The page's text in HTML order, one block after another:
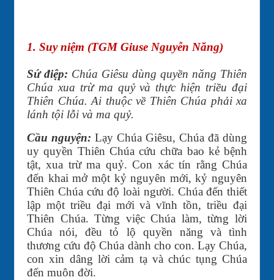
1. Suy niệm (TGM Giuse Nguyễn Năng)
Sứ điệp: Chúa Giêsu dùng quyền năng Thiên
Chúa xua trừ ma quỷ và thực hiện triều đại
Thiên Chúa. Ai thuộc về Thiên Chúa phải xa
lánh tội lỗi và ma quỷ.
Cầu nguyện: Lạy Chúa Giêsu, Chúa đã dùng
uy quyền Thiên Chúa cứu chữa bao kẻ bệnh
tật, xua trừ ma quỷ. Con xác tín rằng Chúa
đến khai mở một kỷ nguyên mới, kỷ nguyên
Thiên Chúa cứu độ loài người. Chúa đến thiết
lập một triều đại mới và vĩnh tồn, triều đại
Thiên Chúa. Từng việc Chúa làm, từng lời
Chúa nói, đều tỏ lộ quyền năng và tình
thương cứu độ Chúa dành cho con. Lạy Chúa,
con xin dâng lời cảm tạ và chúc tụng Chúa
đến muôn đời.